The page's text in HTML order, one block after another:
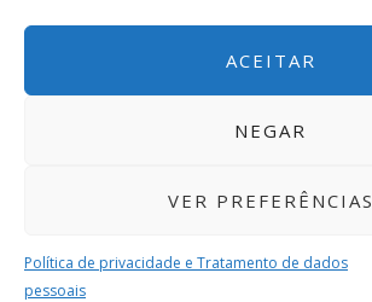
ACEITAR
NEGAR
VER PREFERÊNCIAS
Política de privacidade e Tratamento de dados
pessoais